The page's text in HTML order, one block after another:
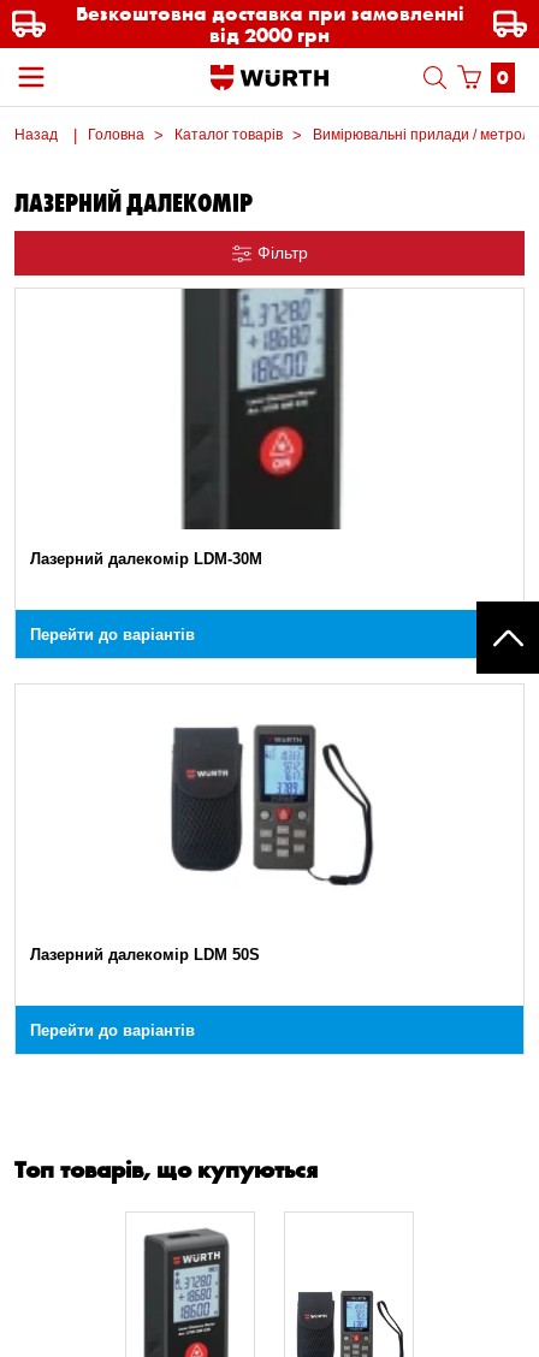
Безкоштовна доставка при замовленні
від 2000 грн
0
Назад Головна Каталог товарів Вимірювальні прилади /
ЛАЗЕРНИЙ ДАЛЕКОМІР
Фільтр
Лазерний далекомір LDM-30M
Перейти до варіантів
Лазерний далекомір LDM 50S
Перейти до варіантів
Топ товарів, що купуються